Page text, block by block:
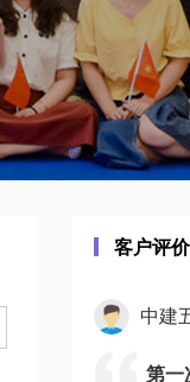
客户评价
中建
第一